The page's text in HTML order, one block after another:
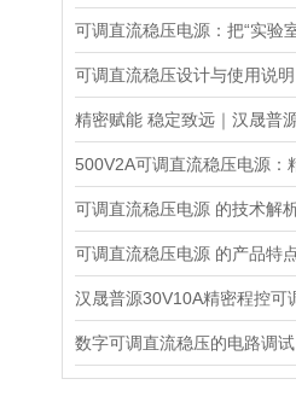
可调直流稳压设计与使用说明
数字可调直流稳压的电路调试